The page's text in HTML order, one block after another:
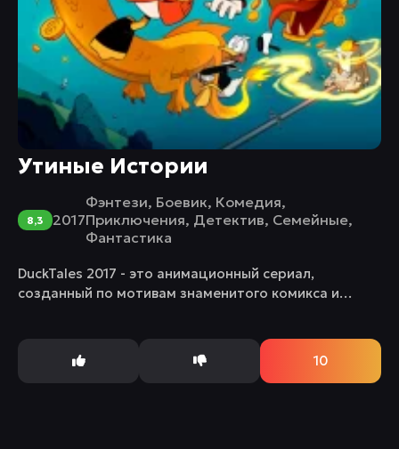
Утиные Истории
8,3 2017
Фэнтези, Боевик, Комедия,
Приключения, Детектив, Семейные,
Фантастика
DuckTales 2017 - это анимационный сериал,
созданный по мотивам знаменитого комикса и
10